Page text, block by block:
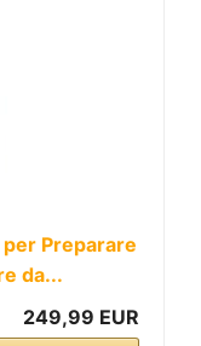
Preparare
da...
249,99 EUR